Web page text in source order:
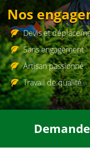
Nos
Devis et
Sans engagement
Artisan passionné
Travail de qualité